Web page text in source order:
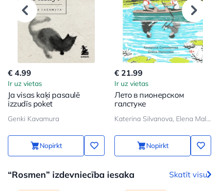
€ 4.99
Ir uz vietas
Ja visas kaķi pasaulē
izzudīs poket
Genki Kavamura
Nopirkt
€ 21.99
Ir uz vietas
Лето в пионерском
галстуке
Katerina Silvanova, Elena Malisova
Nopirkt
“Rosmen” izdevniecība iesaka Skatīt visu